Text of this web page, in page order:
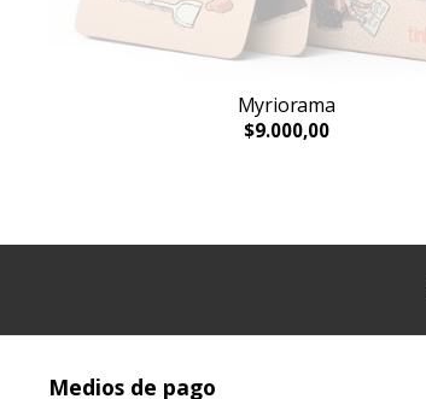
Myriorama
$9.000,00
Medios de pago